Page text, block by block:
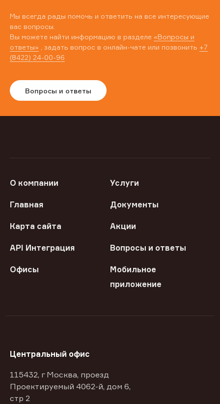
Мы всегда рады помочь и ответить на все интересующие
вас вопросы.
Вы можете найти информацию в разделе «Вопросы и
ответы» , задать вопрос в онлайн-чате или позвонить +7
(8422) 24-00-96
Вопросы и ответы
О компании Услуги
Главная Документы
Карта сайта Акции
API Интеграция Вопросы и ответы
Офисы
Мобильное
приложение
Центральный офис
115432, г Москва, проезд
Проектируемый 4062-й, дом 6,
стр 2